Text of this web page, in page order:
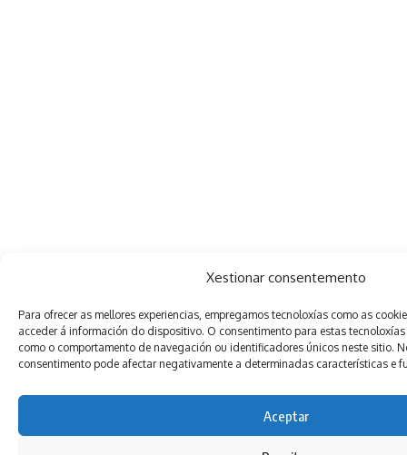
Xestionar consentemento
Para ofrecer as mellores experiencias, empregamos tecnoloxías como as
acceder á información do dispositivo. O consentimento para estas
como o comportamento de navegación ou identificadores únicos neste sitio.
consentimento pode afectar negativamente a determinadas características e
Aceptar